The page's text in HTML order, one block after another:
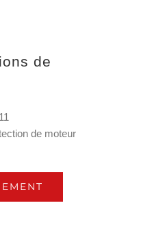
de
de moteur